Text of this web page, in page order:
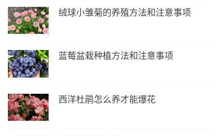
绒球小雏菊的养殖方法和注意事项
蓝莓盆栽种植方法和注意事项
西洋杜鹃怎么养才能爆花